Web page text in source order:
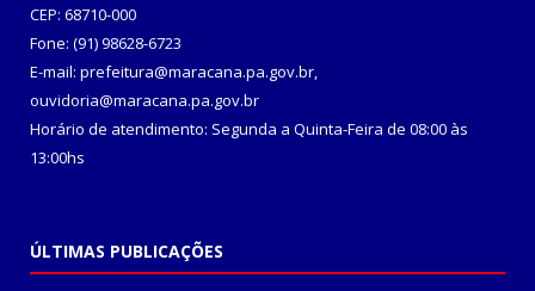
CEP: 68710-000
Fone: (91) 98628-6723
E-mail: prefeitura@maracana.pa.gov.br,
ouvidoria@maracana.pa.gov.br
Horário de atendimento: Segunda a Quinta-Feira de 08:00 às
13:00hs
ÚLTIMAS PUBLICAÇÕES